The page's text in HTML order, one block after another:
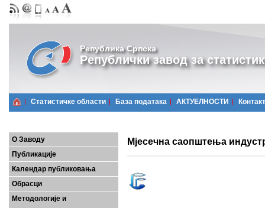
Република Српска
Републички завод за
Статистичке области Базa података АКТУЕЛНОСТИ Контакт
О Заводу
Публикације
Календар публиковања
Обрасци
Методологије и
Мјесечна саопштења